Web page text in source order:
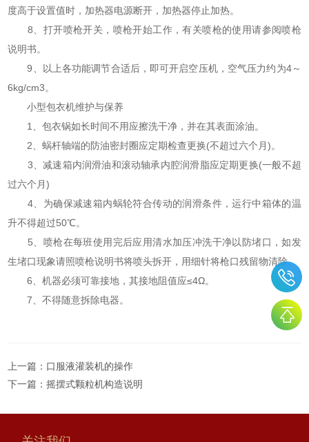
度高于设置值时，加热器电源断开，加热器停止加热。
8、打开喷枪开关，喷枪开始工作，有关喷枪的使用请参阅喷枪
说明书。
9、以上各功能调节合适后，即可开启空压机，空气压力约为4～
6kg/cm3。
小型包衣机维护与保养
1、包衣锅如长时间不用应擦洗干净，并在其表面涂油。
2、蜗杆轴端的防油密封圈应定期检查更换(不超过六个月)。
3、减速箱内润滑油和滚动轴承内腔润滑脂应定期更换(一般不超
过六个月)
4、为确保减速箱内蜗轮符合传动的润滑条件，运行中箱体的温
升不得超过50℃。
5、喷枪在每班使用完后应用清水加压冲洗干净以防堵口，如发
生堵口现象请照喷枪说明书将喷头拆开，用细针将枪口残留物清除。
6、机器必须可靠接地，其接地阻值应≤4Ω。
7、不得随意拆除电器。
上一篇： 口服液灌装机的操作
下一篇：摇摆式颗粒机构造说明